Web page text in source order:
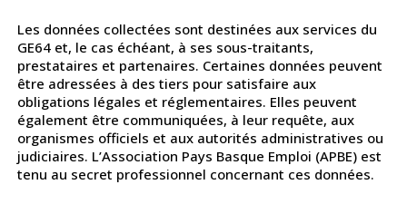
Les données collectées sont destinées aux services du
GE64 et, le cas échéant, à ses sous-traitants,
prestataires et partenaires. Certaines données peuvent
être adressées à des tiers pour satisfaire aux
obligations légales et réglementaires. Elles peuvent
également être communiquées, à leur requête, aux
organismes officiels et aux autorités administratives ou
judiciaires. L’Association Pays Basque Emploi (APBE) est
tenu au secret professionnel concernant ces données.